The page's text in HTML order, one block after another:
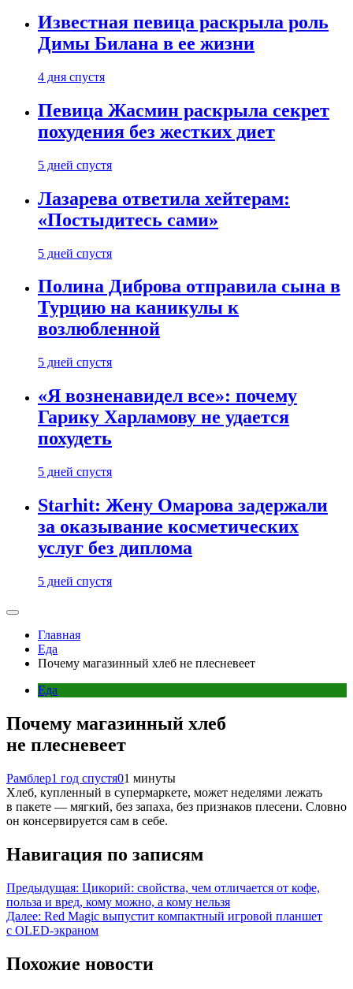
Известная певица раскрыла роль
Димы Билана в ее жизни
4 дня спустя
Певица Жасмин раскрыла секрет
похудения без жестких диет
5 дней спустя
Лазарева ответила хейтерам:
«Постыдитесь сами»
5 дней спустя
Полина Диброва отправила сына в
Турцию на каникулы к
возлюбленной
5 дней спустя
«Я возненавидел все»: почему
Гарику Харламову не удается
похудеть
5 дней спустя
Starhit: Жену Омарова задержали
за оказывание косметических
услуг без диплома
5 дней спустя
Главная
Еда
Почему магазинный хлеб не плесневеет
Еда
Почему магазинный хлеб
не плесневеет
Рамблер1 год спустя01 минуты
Хлеб, купленный в супермаркете, может неделями лежать
в пакете — мягкий, без запаха, без признаков плесени. Словно
он консервируется сам в себе.
Навигация по записям
Предыдущая: Цикорий: свойства, чем отличается от кофе,
польза и вред, кому можно, а кому нельзя
Далее: Red Magic выпустит компактный игровой планшет
с OLED-экраном
Похожие новости